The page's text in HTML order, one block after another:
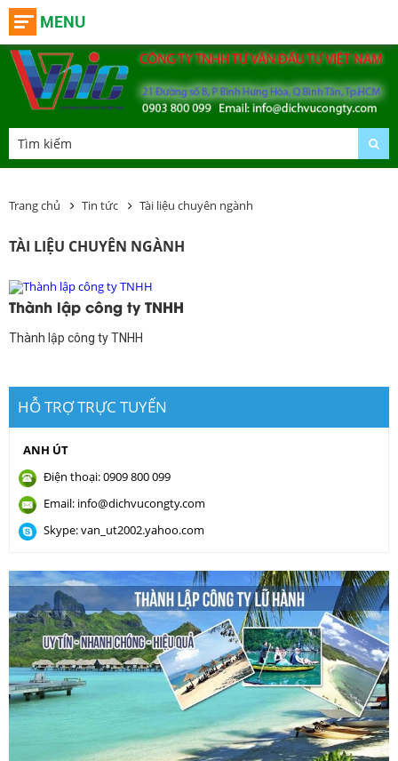
MENU
Trang chủ Tin tức Tài liệu chuyên ngành
TÀI LIỆU CHUYÊN NGÀNH
Thành lập công ty TNHH
Thành lập công ty TNHH
HỖ TRỢ TRỰC TUYẾN
ANH ÚT
Điện thoại: 0909 800 099
Email: info@dichvucongty.com
Skype: van_ut2002.yahoo.com